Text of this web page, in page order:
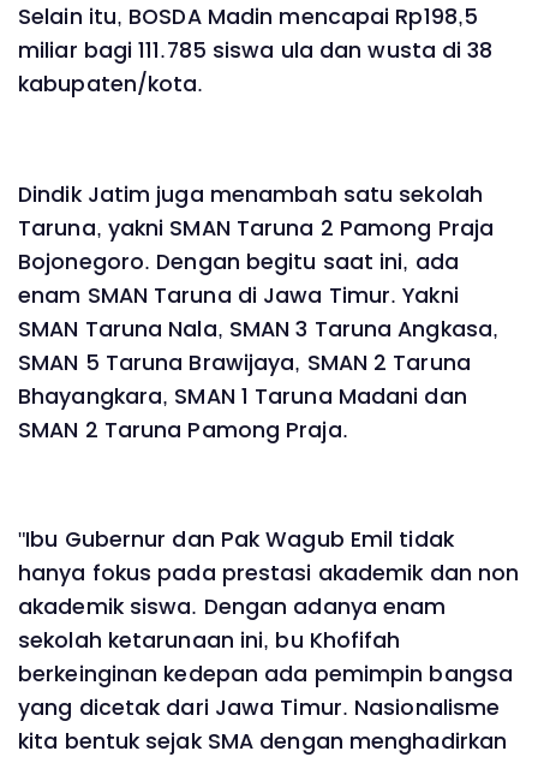
Selain itu, BOSDA Madin mencapai Rp198,5
miliar bagi 111.785 siswa ula dan wusta di 38
kabupaten/kota.
Dindik Jatim juga menambah satu sekolah
Taruna, yakni SMAN Taruna 2 Pamong Praja
Bojonegoro. Dengan begitu saat ini, ada
enam SMAN Taruna di Jawa Timur. Yakni
SMAN Taruna Nala, SMAN 3 Taruna Angkasa,
SMAN 5 Taruna Brawijaya, SMAN 2 Taruna
Bhayangkara, SMAN 1 Taruna Madani dan
SMAN 2 Taruna Pamong Praja.
"Ibu Gubernur dan Pak Wagub Emil tidak
hanya fokus pada prestasi akademik dan non
akademik siswa. Dengan adanya enam
sekolah ketarunaan ini, bu Khofifah
berkeinginan kedepan ada pemimpin bangsa
yang dicetak dari Jawa Timur. Nasionalisme
kita bentuk sejak SMA dengan menghadirkan